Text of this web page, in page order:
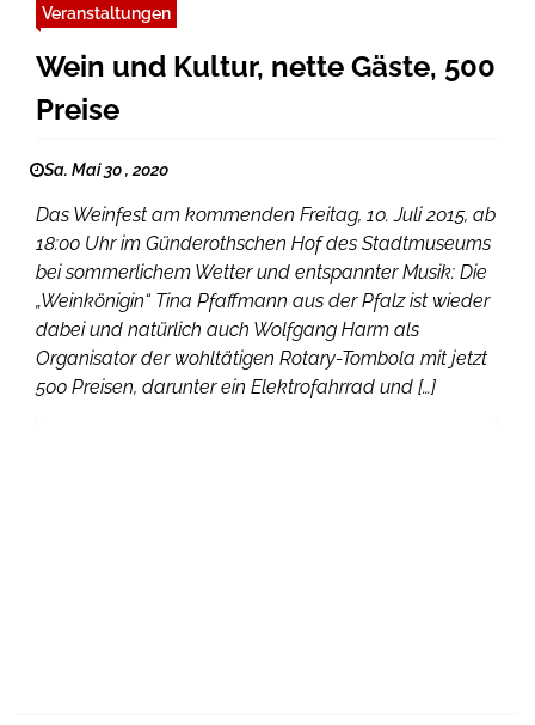
Veranstaltungen
Wein und Kultur, nette Gäste, 500
Preise
Sa. Mai 30 , 2020
Das Weinfest am kommenden Freitag, 10. Juli 2015, ab
18:00 Uhr im Günderothschen Hof des Stadtmuseums
bei sommerlichem Wetter und entspannter Musik: Die
„Weinkönigin“ Tina Pfaffmann aus der Pfalz ist wieder
dabei und natürlich auch Wolfgang Harm als
Organisator der wohltätigen Rotary-Tombola mit jetzt
500 Preisen, darunter ein Elektrofahrrad und […]